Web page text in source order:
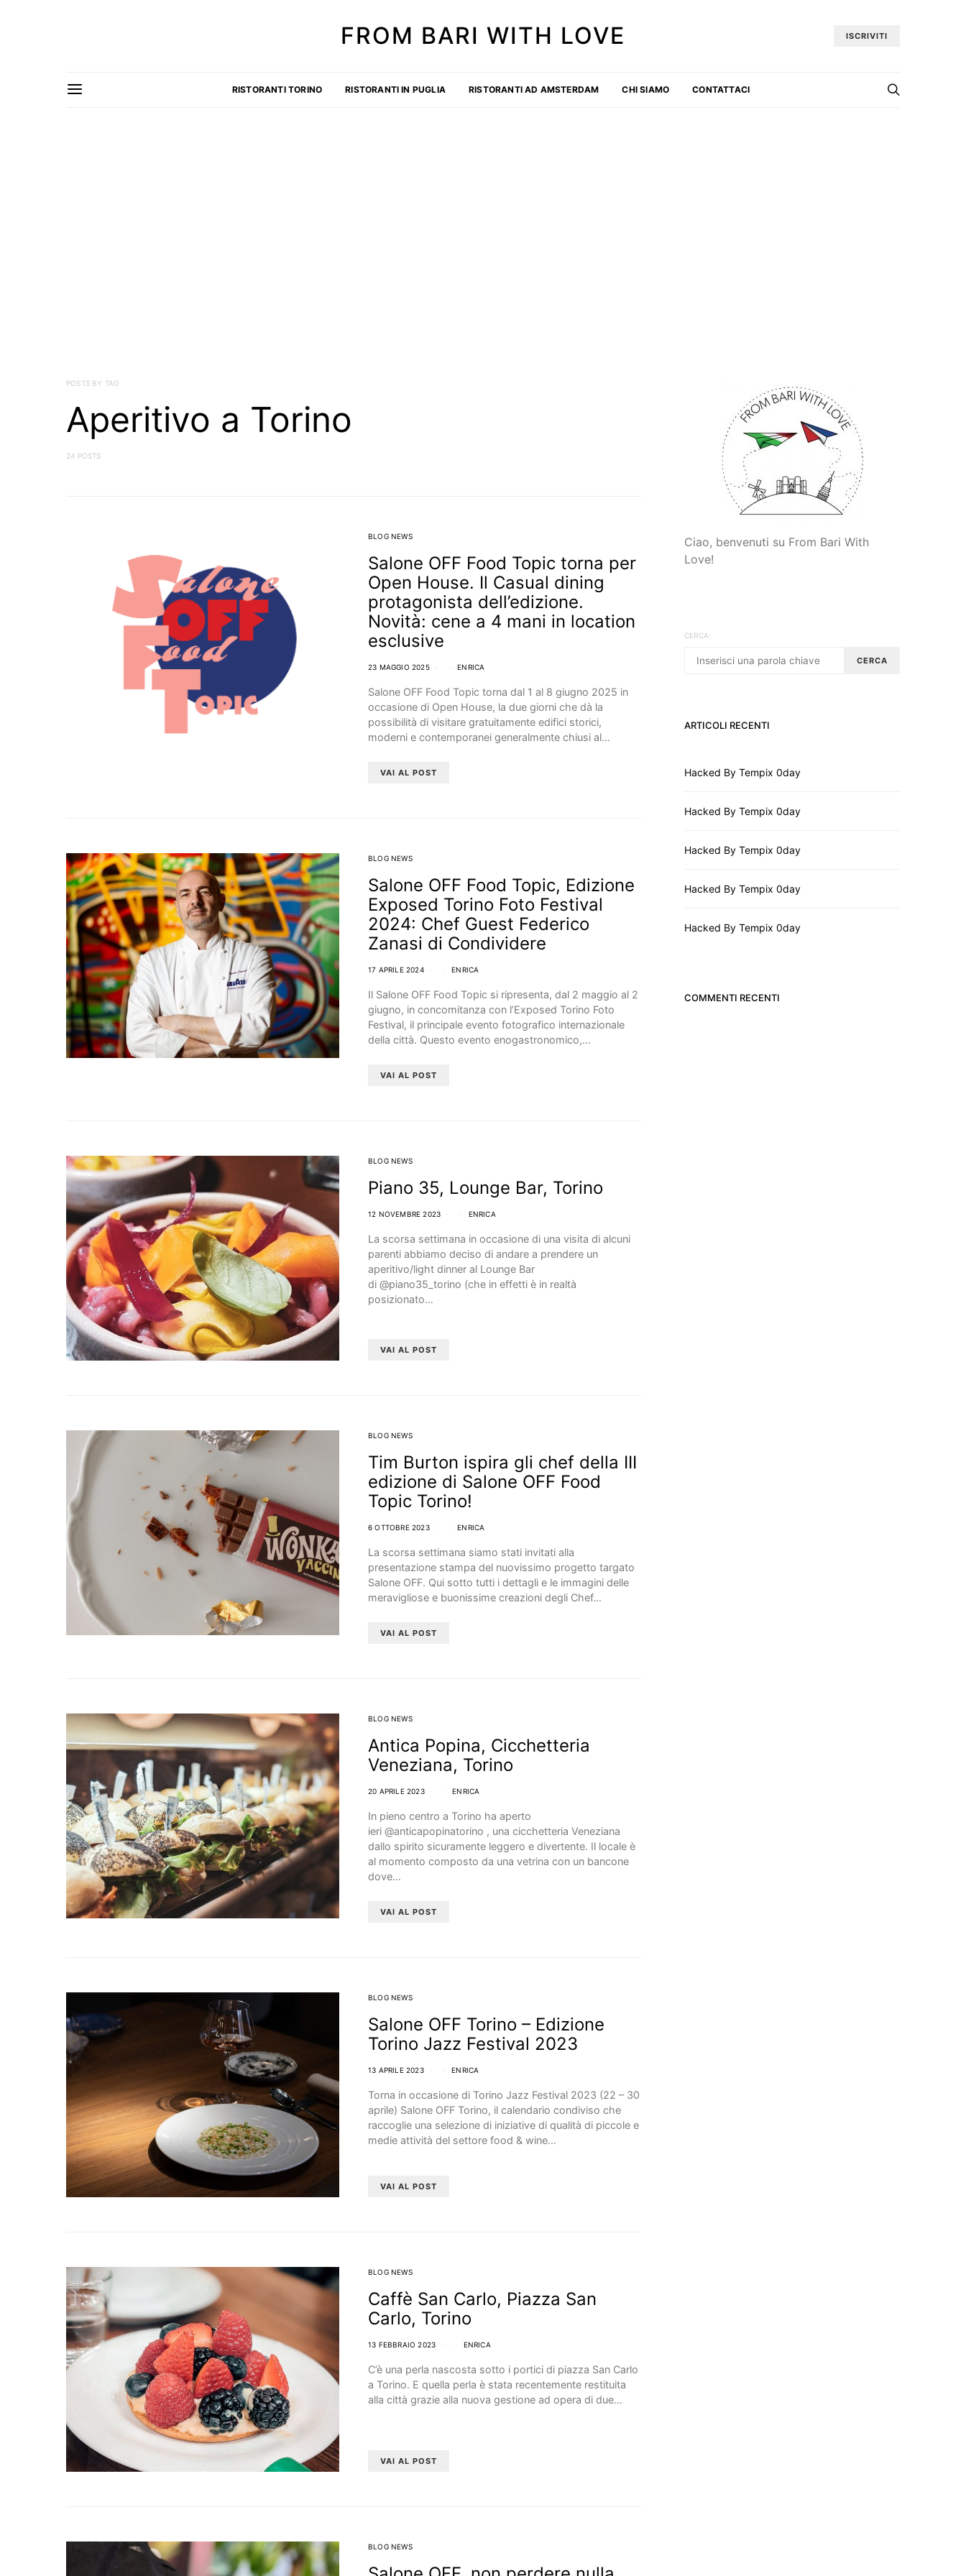
FROM BARI WITH LOVE ISCRIVITI
RISTORANTI TORINO RISTORANTI IN PUGLIA RISTORANTI AD AMSTERDAM CHI SIAMO CONTATTACI
POSTS BY TAG
Aperitivo a Torino
24 POSTS
BLOG NEWS
Salone OFF Food Topic torna per
Open House. Il Casual dining
protagonista dell’edizione.
Novità: cene a 4 mani in location
esclusive
23 MAGGIO 2025 ENRICA
Salone OFF Food Topic torna dal 1 al 8 giugno 2025 in
occasione di Open House, la due giorni che dà la
possibilità di visitare gratuitamente edifici storici,
moderni e contemporanei generalmente chiusi al…
VAI AL POST
BLOG NEWS
Salone OFF Food Topic, Edizione
Exposed Torino Foto Festival
2024: Chef Guest Federico
Zanasi di Condividere
17 APRILE 2024 ENRICA
Il Salone OFF Food Topic si ripresenta, dal 2 maggio al 2
giugno, in concomitanza con l’Exposed Torino Foto
Festival, il principale evento fotografico internazionale
della città. Questo evento enogastronomico,…
VAI AL POST
BLOG NEWS
Piano 35, Lounge Bar, Torino
12 NOVEMBRE 2023 ENRICA
La scorsa settimana in occasione di una visita di alcuni
parenti abbiamo deciso di andare a prendere un
aperitivo/light dinner al Lounge Bar
di @piano35_torino (che in effetti è in realtà
posizionato…
VAI AL POST
BLOG NEWS
Tim Burton ispira gli chef della III
edizione di Salone OFF Food
Topic Torino!
6 OTTOBRE 2023 ENRICA
La scorsa settimana siamo stati invitati alla
presentazione stampa del nuovissimo progetto targato
Salone OFF. Qui sotto tutti i dettagli e le immagini delle
meravigliose e buonissime creazioni degli Chef…
VAI AL POST
BLOG NEWS
Antica Popina, Cicchetteria
Veneziana, Torino
20 APRILE 2023 ENRICA
In pieno centro a Torino ha aperto
ieri @anticapopinatorino , una cicchetteria Veneziana
dallo spirito sicuramente leggero e divertente. Il locale è
al momento composto da una vetrina con un bancone
dove…
VAI AL POST
BLOG NEWS
Salone OFF Torino – Edizione
Torino Jazz Festival 2023
13 APRILE 2023 ENRICA
Torna in occasione di Torino Jazz Festival 2023 (22 – 30
aprile) Salone OFF Torino, il calendario condiviso che
raccoglie una selezione di iniziative di qualità di piccole e
medie attività del settore food & wine…
VAI AL POST
BLOG NEWS
Caffè San Carlo, Piazza San
Carlo, Torino
13 FEBBRAIO 2023 ENRICA
C’è una perla nascosta sotto i portici di piazza San Carlo
a Torino. E quella perla è stata recentemente restituita
alla città grazie alla nuova gestione ad opera di due…
VAI AL POST
BLOG NEWS
Ciao, benvenuti su From Bari With
Love!
CERCA:
CERCA
ARTICOLI RECENTI
Hacked By Tempix 0day
Hacked By Tempix 0day
Hacked By Tempix 0day
Hacked By Tempix 0day
Hacked By Tempix 0day
COMMENTI RECENTI